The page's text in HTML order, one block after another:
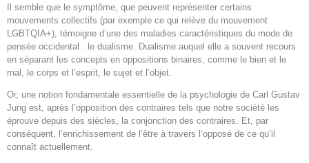
Il semble que le symptôme, que peuvent représenter certains
mouvements collectifs (par exemple ce qui relève du mouvement
LGBTQIA+), témoigne d’une des maladies caractéristiques du mode de
pensée occidental : le dualisme. Dualisme auquel elle a souvent recours
en séparant les concepts en oppositions binaires, comme le bien et le
mal, le corps et l’esprit, le sujet et l’objet.
Or, une notion fondamentale essentielle de la psychologie de Carl Gustav
Jung est, après l’opposition des contraires tels que notre société les
éprouve depuis des siècles, la conjonction des contraires. Et, par
conséquent, l’enrichissement de l’être à travers l’opposé de ce qu’il
connaît actuellement.